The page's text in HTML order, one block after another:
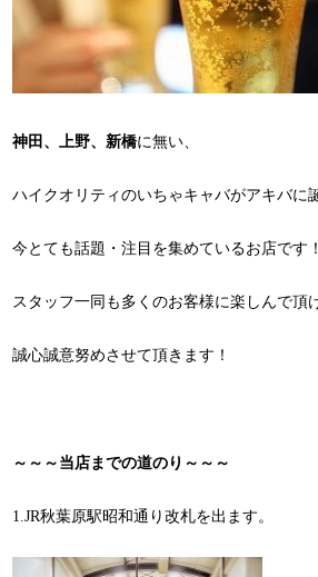
神田、上野、新橋に無い、
ハイクオリティのいちゃキャバがアキバに
今とても話題・注目を集めているお店です！
スタッフ一同も多くのお客様に楽しんで頂
誠心誠意努めさせて頂きます！
～～～当店までの道のり～～～
1.JR秋葉原駅昭和通り改札を出ます。